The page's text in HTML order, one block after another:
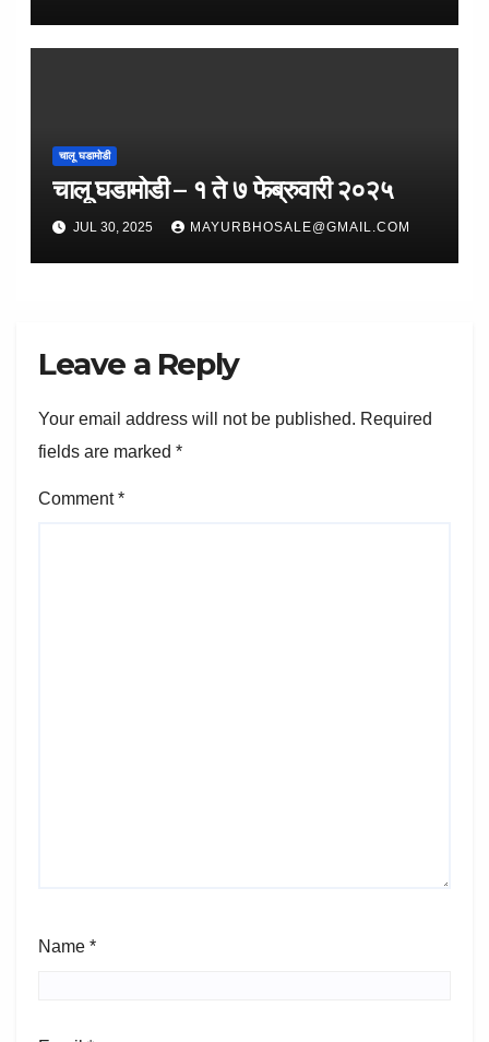
चालू घडामोडी
चालू घडामोडी – १ ते ७ फेब्रुवारी २०२५
JUL 30, 2025 MAYURBHOSALE@GMAIL.COM
Leave a Reply
Your email address will not be published. Required
fields are marked *
Comment*
Name *